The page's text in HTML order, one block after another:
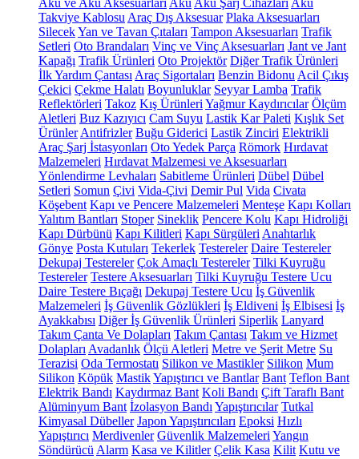
Akü ve Akü Aksesuarları Akü Akü Şarj Cihazları Akü
Takviye Kablosu Araç Dış Aksesuar Plaka Aksesuarları
SilecekYan ve Tavan Çıtaları Tampon Aksesuarları Trafik
Setleri Oto Brandaları Vinç ve Vinç Aksesuarları Jant ve Jant
Kapağı Trafik Ürünleri Oto Projektör Diğer Trafik Ürünleri
İlk Yardım Çantası Araç Sigortaları Benzin Bidonu Acil Çıkış
Çekici Çekme Halatı Boyunluklar Seyyar Lamba Trafik
Reflektörleri Takoz Kış Ürünleri Yağmur Kaydırıcılar Ölçüm
Aletleri Buz Kazıyıcı Cam Suyu Lastik Kar Paleti Kışlık Set
Ürünler Antifrizler Buğu Giderici Lastik Zinciri Elektrikli
Araç Şarj İstasyonları Oto Yedek Parça Römork Hırdavat
Malzemeleri Hırdavat Malzemesi ve Aksesuarları
Yönlendirme Levhaları Sabitleme Ürünleri Dübel Dübel
Setleri Somun Çivi Vida-Çivi Demir Pul Vida Civata
Köşebent Kapı ve Pencere Malzemeleri Menteşe Kapı Kolları
Yalıtım Bantları Stoper Sineklik Pencere Kolu Kapı Hidroliği
Kapı Dürbünü Kapı Kilitleri Kapı Sürgüleri Anahtarlık
Gönye Posta Kutuları Tekerlek Testereler Daire Testereler
Dekupaj Testereler Çok Amaçlı Testereler Tilki Kuyruğu
Testereler Testere Aksesuarları Tilki Kuyruğu Testere Ucu
Daire Testere Bıçağı Dekupaj Testere Ucu İş Güvenlik
Malzemeleri İş Güvenlik Gözlükleri İş Eldiveni İş Elbisesi İş
Ayakkabısı Diğer İş Güvenlik Ürünleri Siperlik Lanyard
Takım Çanta Ve Dolapları Takım Çantası Takım ve Hizmet
Dolapları Avadanlık Ölçü Aletleri Metre ve Şerit Metre Su
Terazisi Oda Termostatı Silikon ve Mastikler Silikon Mum
Silikon Köpük MastikYapıştırıcı ve Bantlar Bant Teflon Bant
Elektrik Bandı Kaydırmaz Bant Koli Bandı Çift Taraflı Bant
Alüminyum Bant İzolasyon Bandı Yapıştırıcılar Tutkal
Kimyasal Dübeller Japon Yapıştırıcıları Epoksi Hızlı
Yapıştırıcı Merdivenler Güvenlik Malzemeleri Yangın
Söndürücü Alarm Kasa ve Kilitler Çelik Kasa Kilit Kutu ve